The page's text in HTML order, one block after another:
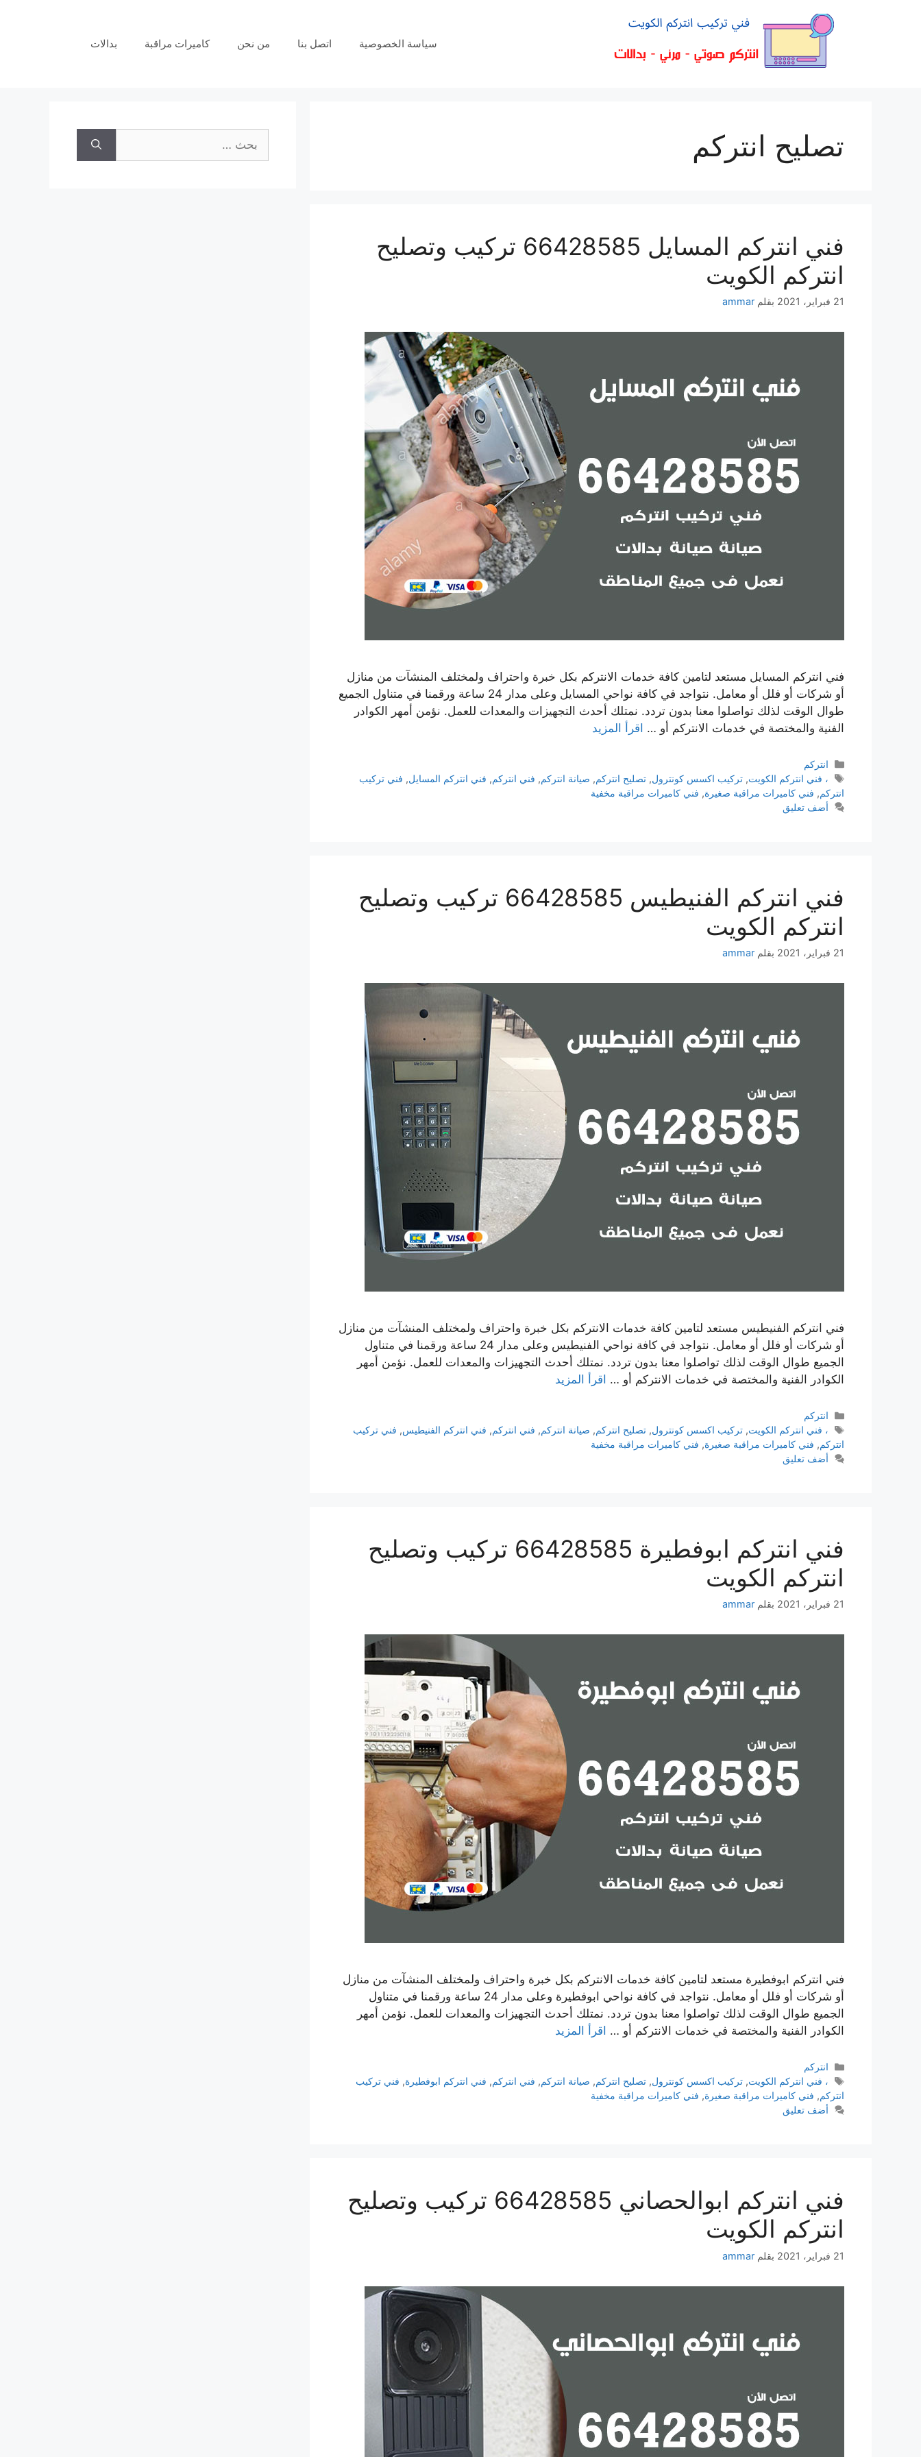
سياسة الخصوصية اتصل بنا من نحن كاميرات مراقبة بدالات
تصليح انتركم
فني انتركم المسايل 66428585 تركيب وتصليح
انتركم الكويت
21 فبراير، 2021 بقلم ammar
فني انتركم المسايل مستعد لتامين كافة خدمات الانتركم بكل خبرة واحتراف ولمختلف المنشآت من منازل
أو شركات أو فلل أو معامل. نتواجد في كافة نواحي المسايل وعلى مدار 24 ساعة ورقمنا في متناول الجميع
طوال الوقت لذلك تواصلوا معنا بدون تردد. نمتلك أحدث التجهيزات والمعدات للعمل. نؤمن أمهر الكوادر
الفنية والمختصة في خدمات الانتركم أو … اقرأ المزيد
انتركم
، فني انتركم الكويت,تركيب اكسس كونترول,تصليح انتركم, صيانة انتركم, فني انتركم, فني انتركم المسايل, فني تركيب
انتركم, فني كاميرات مراقبة صغيرة, فني كاميرات مراقبة مخفية
أضف تعليق
فني انتركم الفنيطيس 66428585 تركيب وتصليح
انتركم الكويت
21 فبراير، 2021 بقلم ammar
فني انتركم الفنيطيس مستعد لتامين كافة خدمات الانتركم بكل خبرة واحتراف ولمختلف المنشآت من منازل
أو شركات أو فلل أو معامل. نتواجد في كافة نواحي الفنيطيس وعلى مدار 24 ساعة ورقمنا في متناول
الجميع طوال الوقت لذلك تواصلوا معنا بدون تردد. نمتلك أحدث التجهيزات والمعدات للعمل. نؤمن أمهر
الكوادر الفنية والمختصة في خدمات الانتركم أو … اقرأ المزيد
انتركم
، فني انتركم الكويت,تركيب اكسس كونترول,تصليح انتركم, صيانة انتركم, فني انتركم, فني انتركم الفنيطيس, فني تركيب
انتركم, فني كاميرات مراقبة صغيرة, فني كاميرات مراقبة مخفية
أضف تعليق
فني انتركم ابوفطيرة 66428585 تركيب وتصليح
انتركم الكويت
21 فبراير، 2021 بقلم ammar
فني انتركم ابوفطيرة مستعد لتامين كافة خدمات الانتركم بكل خبرة واحتراف ولمختلف المنشآت من منازل
أو شركات أو فلل أو معامل. نتواجد في كافة نواحي ابوفطيرة وعلى مدار 24 ساعة ورقمنا في متناول
الجميع طوال الوقت لذلك تواصلوا معنا بدون تردد. نمتلك أحدث التجهيزات والمعدات للعمل. نؤمن أمهر
الكوادر الفنية والمختصة في خدمات الانتركم أو … اقرأ المزيد
انتركم
، فني انتركم الكويت,تركيب اكسس كونترول,تصليح انتركم, صيانة انتركم, فني انتركم, فني انتركم ابوفطيرة, فني تركيب
انتركم, فني كاميرات مراقبة صغيرة, فني كاميرات مراقبة مخفية
أضف تعليق
فني انتركم ابوالحصاني 66428585 تركيب وتصليح
انتركم الكويت
21 فبراير، 2021 بقلم ammar